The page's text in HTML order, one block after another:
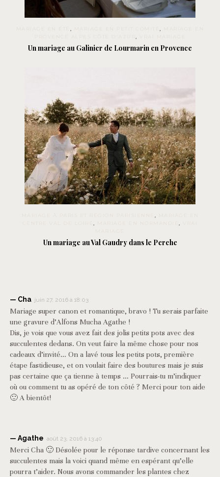
, MARIAGE EN PETIT COMITÉ,
,
Un mariage au Galinier de Lourmarin en Provence
,
CENTRE VAL DE LOIRE, MARIAGE EN NORMANDIE,
Un mariage au Val Gaudry dans le Perche
Cha juin 27, 2016 à 18:03
Mariage super canon et romantique, bravo ! Tu serais parfaite
une gravure d’Alfons Mucha Agathe !
Dis, je vois que vous avez fait des jolis petits pots avec des
succulentes dedans. On veut faire la même chose pour nos
cadeaux d’invité… On a lavé tous les petits pots, première
étape fastidieuse, et on voulait faire des boutures mais je suis
pas certaine que ça tienne à temps … Pourrais-tu m’indiquer
où ou comment tu as opéré de ton côté ? Merci pour ton aide
🙂 A bientôt!
Agathe août 23, 2016 à 13:40
Merci Cha 🙂 Désolée pour le réponse tardive concernant les
succulentes mais la voici quand même en espérant qu’elle
pourra t’aider. Nous avons commander les plantes chez